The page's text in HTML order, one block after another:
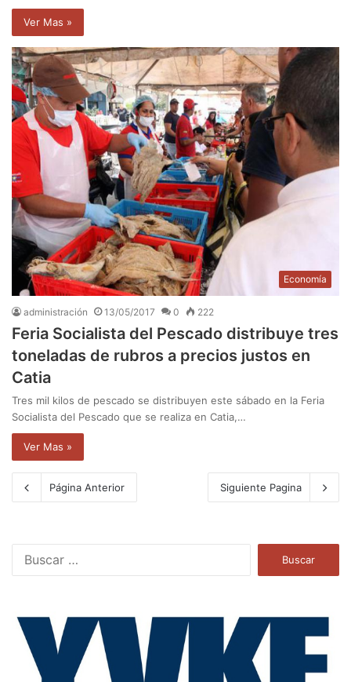
Ver Mas »
Economía
administración 13/05/2017 0 222
Feria Socialista del Pescado distribuye tres
toneladas de rubros a precios justos en
Catia
Tres mil kilos de pescado se distribuyen este sábado en la Feria
Socialista del Pescado que se realiza en Catia,…
Ver Mas »
Página Anterior Siguiente Pagina
a